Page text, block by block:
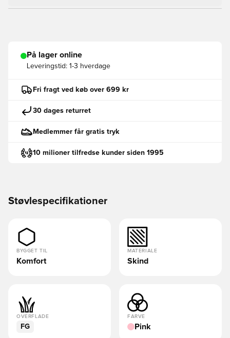
På lager online
Leveringstid: 1-3 hverdage
Fri fragt ved køb over 699 kr
30 dages returret
Medlemmer får gratis tryk
10 milioner tilfredse kunder siden 1995
Støvlespecifikationer
BYGGET TIL
Komfort
MATERIALE
Skind
OVERFLADE
FG
FARVE
Pink